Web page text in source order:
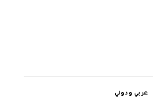
عربي ودولي